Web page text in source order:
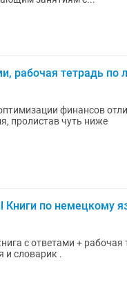
рабочая тетрадь
состояние Самовывоз Посмотрите и
пролистав чуть ниже
Книги по немецкому
с ответами +
и словарик .